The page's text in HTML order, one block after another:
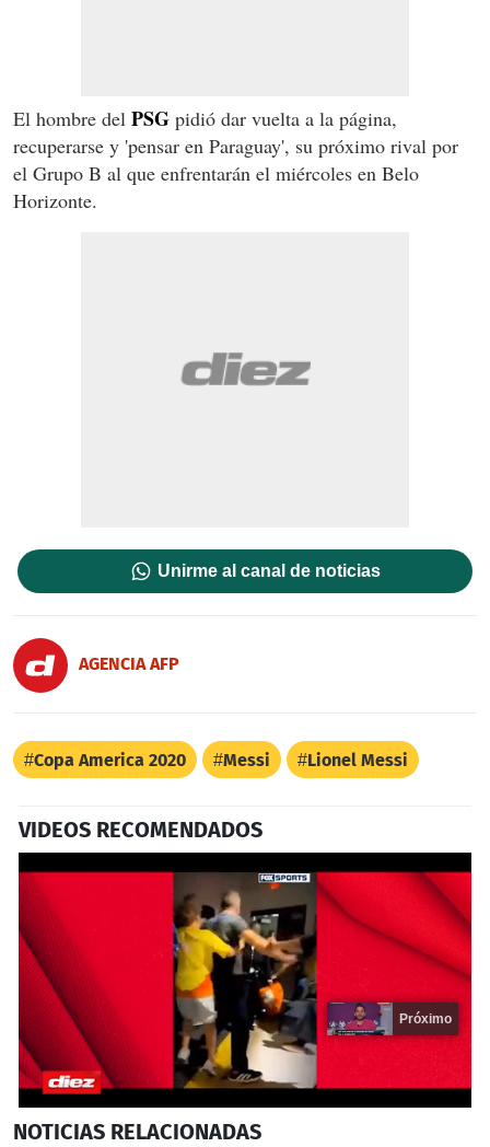
El hombre del PSG pidió dar vuelta a la página,
recuperarse y 'pensar en Paraguay', su próximo rival por
el Grupo B al que enfrentarán el miércoles en Belo
Horizonte.
Unirme al canal de noticias
AGENCIA AFP
Copa America 2020 Messi Lionel Messi
VIDEOS RECOMENDADOS
seconds
Próximo
NOTICIAS RELACIONADAS